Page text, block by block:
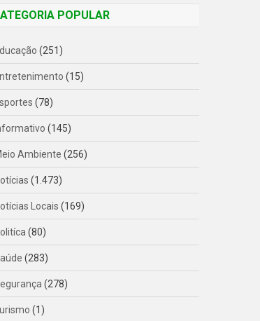
POPULAR
(251)
(15)
(78)
(145)
Ambiente (256)
(1.473)
Locais (169)
(80)
(283)
(278)
(1)